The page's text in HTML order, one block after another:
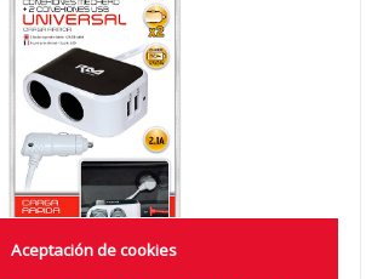
Aceptación de cookies